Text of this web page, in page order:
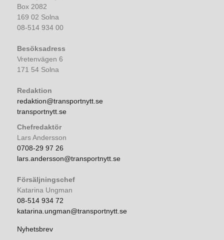
Box 2082
169 02 Solna
08-514 934 00
Besöksadress
Vretenvägen 6
171 54 Solna
Redaktion
redaktion@transportnytt.se
transportnytt.se
Chefredaktör
Lars Andersson
0708-29 97 26
lars.andersson@transportnytt.se
Försäljningschef
Katarina Ungman
08-514 934 72
katarina.ungman@transportnytt.se
Nyhetsbrev